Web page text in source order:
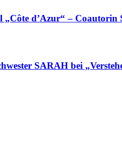
d’Azur“ – Coautorin
SARAH bei